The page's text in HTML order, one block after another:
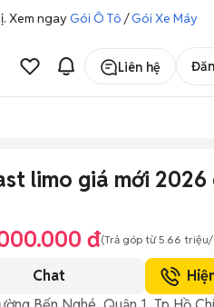
Xem ngayGói Ô Tô /Gói Xe Máy
Liên hệ
limo giá mới 2026
đ(Trả góp từ5.66 triệu/
Chat